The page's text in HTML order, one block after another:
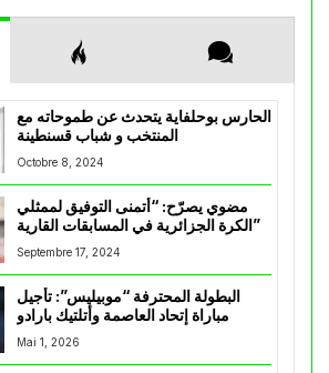
الحارس بوحلفاية يتحدث عن طموحاته مع
المنتخب و شباب قسنطينة
Octobre 8, 2024
مضوي يصرّح: “أتمنى التوفيق لممثلي
الكرة الجزائرية في المسابقات القارية”
Septembre 17, 2024
البطولة المحترفة “موبيليس”: تأجيل
مباراة إتحاد العاصمة وأتلتيك بارادو
Mai 1, 2026